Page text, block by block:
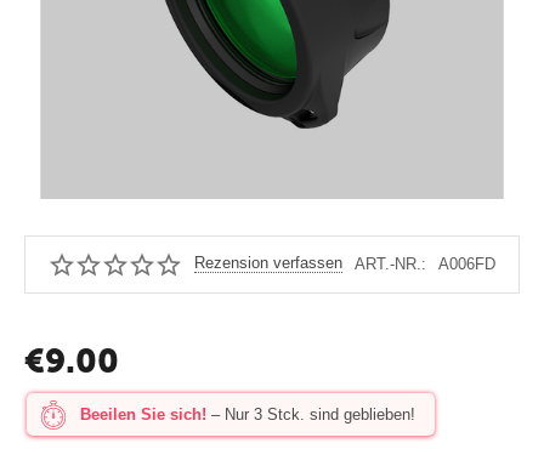
Rezension verfassen ART.-NR.: A006FD
€9.00
Beeilen Sie sich! – Nur 3 Stck. sind geblieben!